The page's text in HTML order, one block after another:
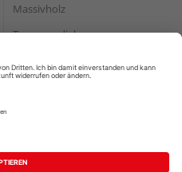
Massivholz
Terrassendielen
AGB
Barrierefreiheitserklärung